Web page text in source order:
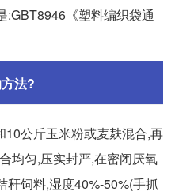
:GBT8946《塑料编织袋通
法?
公斤玉米粉或麦麸混合,再
均匀,压实封严,在密闭厌氧
秆饲料,湿度40%-50%(手抓